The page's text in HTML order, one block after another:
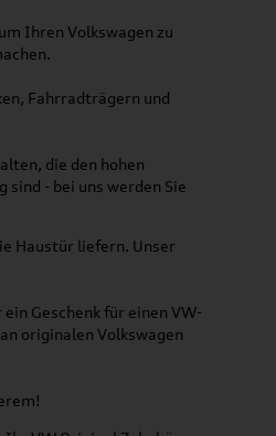
Ihren Volkswagen zu
Fahrradträgern und
die den hohen
sind - bei uns werden Sie
Haustür liefern. Unser
Geschenk für einen VW-
originalen Volkswagen